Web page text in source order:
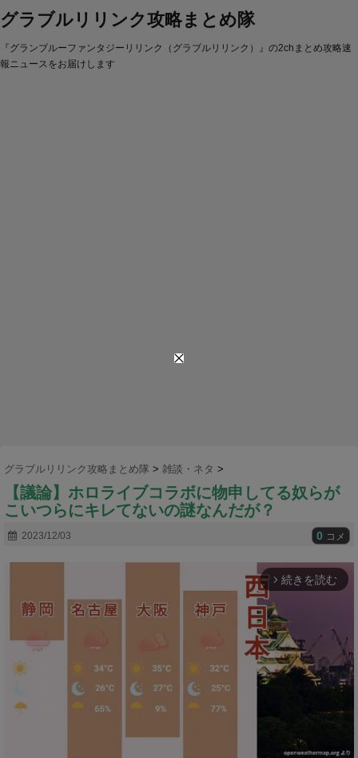
グラブルリリンク攻略まとめ隊
『グランブルーファンタジーリリンク（グラブルリリンク）』の2chまとめ攻略速
報ニュースをお届けします
グラブルリリンク攻略まとめ隊 > 雑談・ネタ >
【議論】ホロライブコラボに物申してる奴らが
こいつらにキレてないの謎なんだが？
2023/12/03 0 コメ
arrow_forward_ios 続きを読む